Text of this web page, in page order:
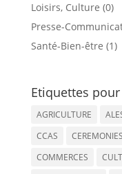
Loisirs, Culture (0)
Presse-
Santé-Bien-être (1)
Etiquettes
AGRICULTURE
CCAS
CEREMONIES
COMMERCES